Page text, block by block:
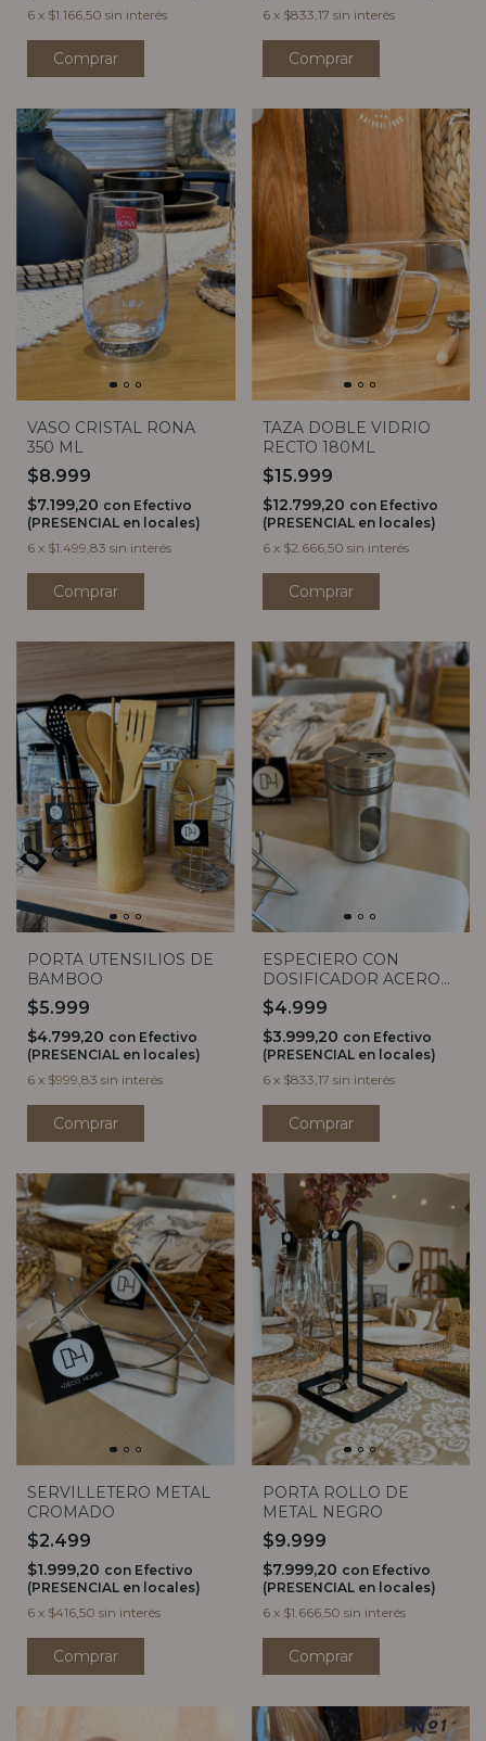
6 x $1.166,50 sin interés
6 x $833,17 sin interés
VASO CRISTAL RONA
350 ML
$8.999
$7.199,20 con Efectivo
(PRESENCIAL en locales)
6 x $1.499,83 sin interés
TAZA DOBLE VIDRIO
RECTO 180ML
$15.999
$12.799,20 con Efectivo
(PRESENCIAL en locales)
6 x $2.666,50 sin interés
PORTA UTENSILIOS DE
BAMBOO
$5.999
$4.799,20 con Efectivo
(PRESENCIAL en locales)
6 x $999,83 sin interés
ESPECIERO CON
DOSIFICADOR ACERO
CON VISOR
$4.999
$3.999,20 con Efectivo
(PRESENCIAL en locales)
6 x $833,17 sin interés
SERVILLETERO METAL
CROMADO
$2.499
$1.999,20 con Efectivo
(PRESENCIAL en locales)
6 x $416,50 sin interés
PORTA ROLLO DE
METAL NEGRO
$9.999
$7.999,20 con Efectivo
(PRESENCIAL en locales)
6 x $1.666,50 sin interés